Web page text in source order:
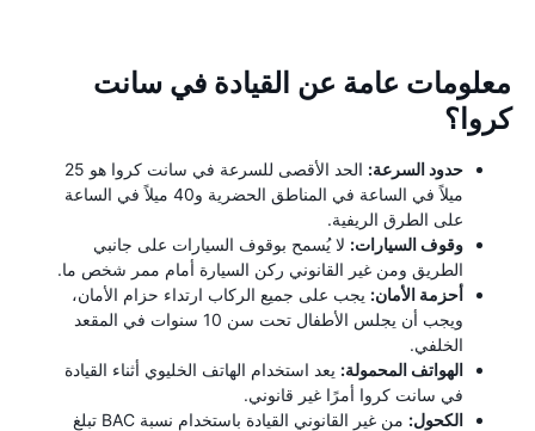
معلومات عامة عن القيادة في سانت
كروا؟
حدود السرعة:
الحد الأقصى للسرعة في سانت كروا هو 25
ميلاً في الساعة في المناطق الحضرية و40 ميلاً في الساعة
على الطرق الريفية.
وقوف السيارات: لا يُسمح بوقوف السيارات على جانبي
الطريق ومن غير القانوني ركن السيارة أمام ممر شخص ما.
أحزمة الأمان: يجب على جميع الركاب ارتداء حزام الأمان،
ويجب أن يجلس الأطفال تحت سن 10 سنوات في المقعد
الخلفي.
الهواتف المحمولة: يعد استخدام الهاتف الخليوي أثناء القيادة
في سانت كروا أمرًا غير قانوني.
الكحول:
من غير القانوني القيادة باستخدام نسبة BAC تبلغ